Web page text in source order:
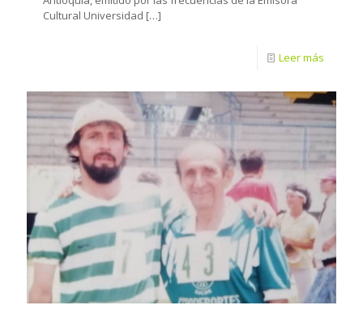
Cultural Universidad […]
Leer más